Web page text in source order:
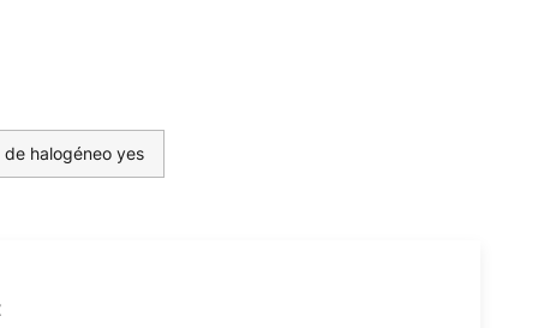
halogéneo yes